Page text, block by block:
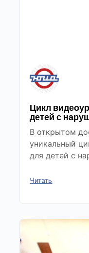
Цикл
детей с
В открытом
уникальный
для детей с
Читать